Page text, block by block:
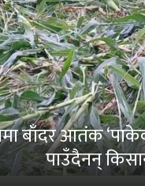
बाँदर आतंक
पाउँदैनन्